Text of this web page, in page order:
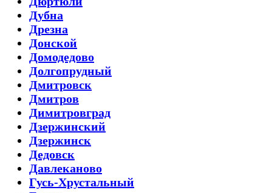
Дубна
Дрезна
Донской
Домодедово
Долгопрудный
Дмитровск
Дмитров
Димитровград
Дзержинский
Дзержинск
Дедовск
Давлеканово
Гусь-Хрустальный